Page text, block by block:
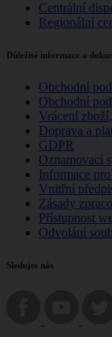
Centrální
Regionální
Důležité informace a
Obchodní
Obchodní
Vrácení
Doprava a
GDPR
Oznamovací
Informace
Vnitřní
Zásady
Přístupnost
Odvolání
Sledujte nás